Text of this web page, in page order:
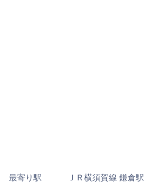
最寄り駅 ＪＲ横須賀線 鎌倉駅